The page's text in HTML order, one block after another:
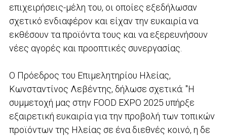
επιχειρήσεις-μέλη του, οι οποίες εξεδήλωσαν
σχετικό ενδιαφέρον και είχαν την ευκαιρία να
εκθέσουν τα προϊόντα τους και να εξερευνήσουν
νέες αγορές και προοπτικές συνεργασίας.
Ο Πρόεδρος του Επιμελητηρίου Ηλείας,
Κωνσταντίνος Λεβέντης, δήλωσε σχετικά: "Η
συμμετοχή μας στην FOOD EXPO 2025 υπήρξε
εξαιρετική ευκαιρία για την προβολή των τοπικών
προϊόντων της Ηλείας σε ένα διεθνές κοινό, η δε